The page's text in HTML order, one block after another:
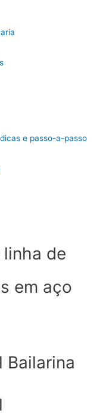
e passo-a-passo
linha de
em aço
Bailarina